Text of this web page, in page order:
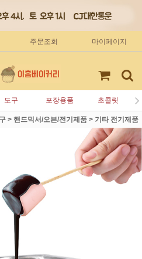
주문조회 마이페이지
도구 포장용품 초콜릿
> 핸드믹서/오븐/전기제품 > 기타 전기제품